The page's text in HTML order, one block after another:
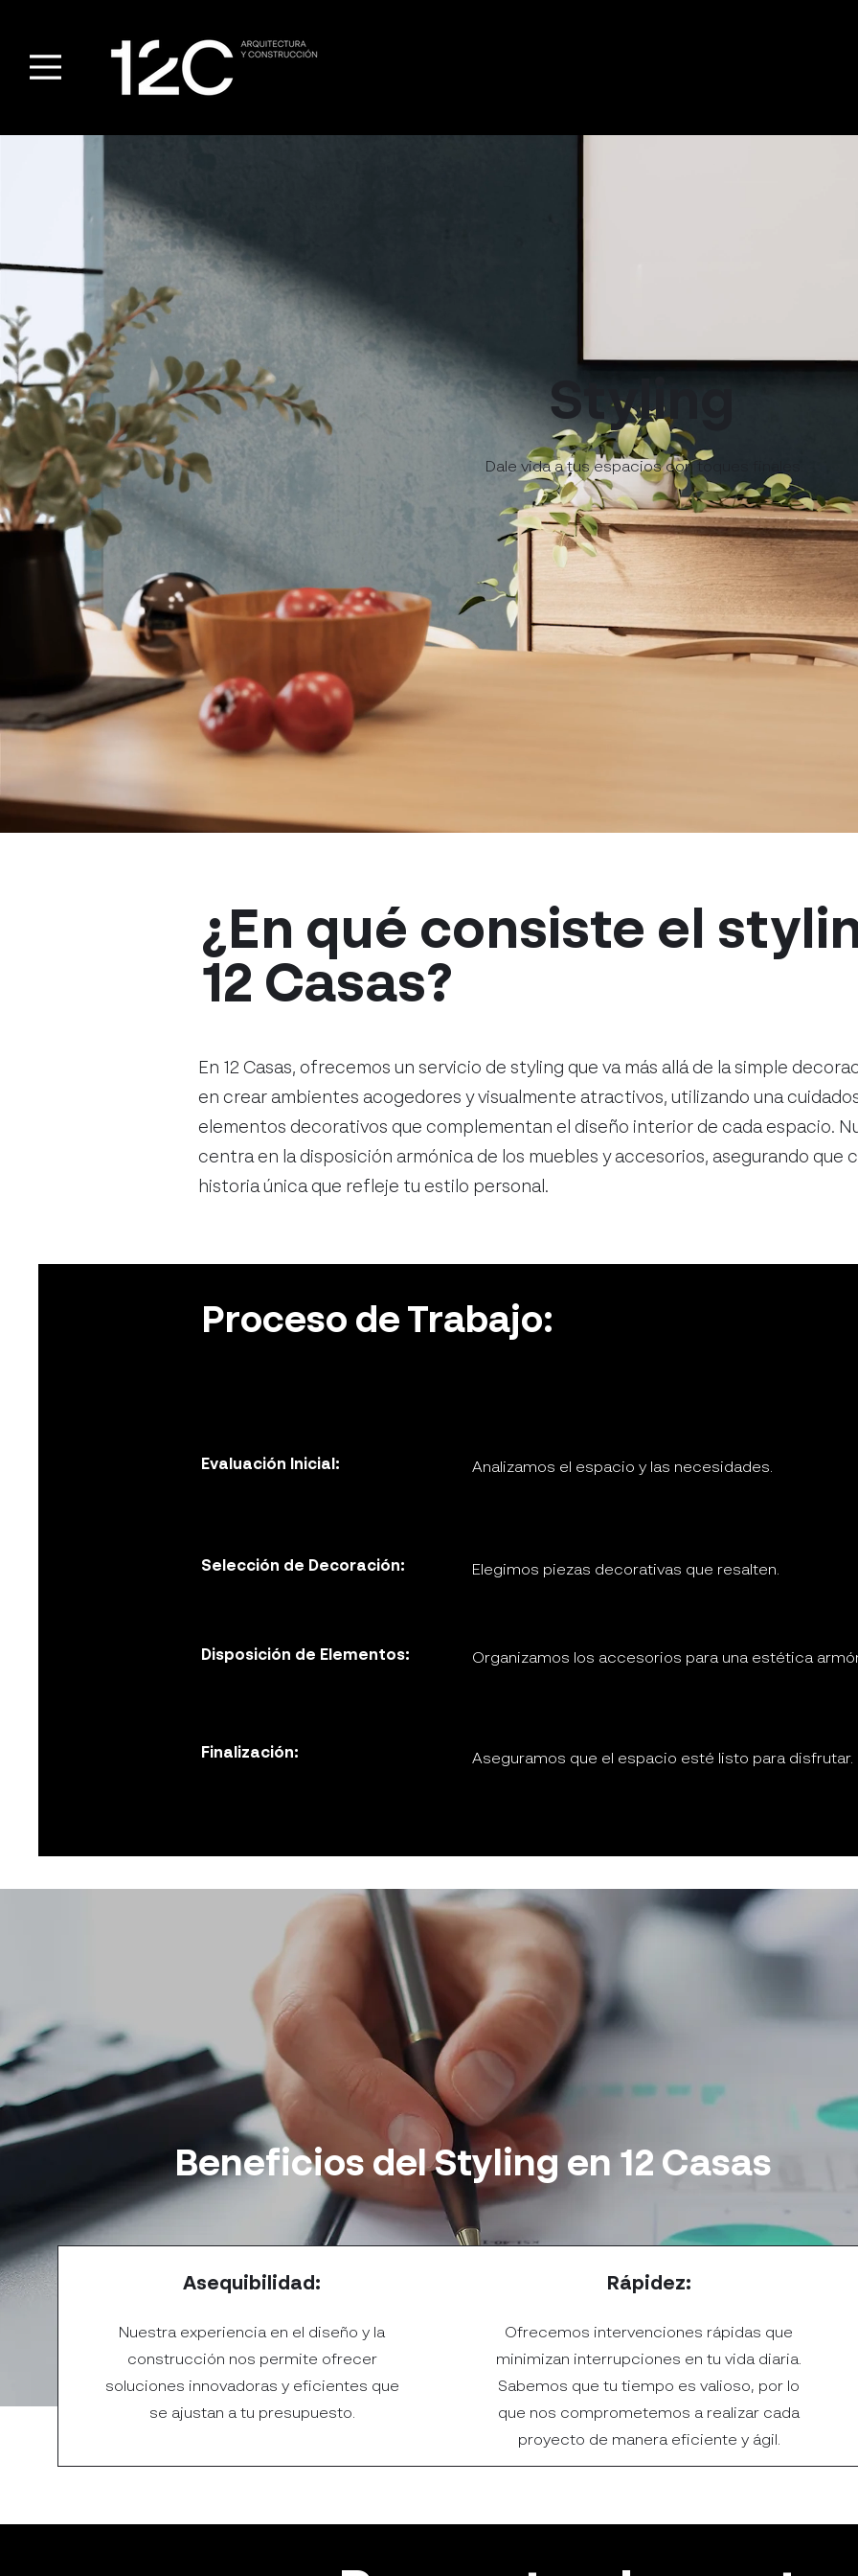
Styling
Dale vida a tus espacios con toques finales.
¿En qué consiste el
12 Casas?
En 12 Casas, ofrecemos un servicio de styling que va más allá de la simple
en crear ambientes acogedores y visualmente atractivos, utilizando una
elementos decorativos que complementan el diseño interior de cada espacio.
centra en la disposición armónica de los muebles y accesorios, asegurando que
historia única que refleje tu estilo personal.
Proceso de Trabajo:
Evaluación Inicial: Analizamos el espacio y las necesidades.
Selección de Decoración: Elegimos piezas decorativas que resalten.
Disposición de Elementos: Organizamos los accesorios para una estética
Finalización: Aseguramos que el espacio esté listo para disfrutar.
Beneficios del Styling en 12 Casas
Asequibilidad:
Nuestra experiencia en el diseño y la
construcción nos permite ofrecer
soluciones innovadoras y eficientes que
se ajustan a tu presupuesto.
Rápidez:
Ofrecemos intervenciones rápidas que
minimizan interrupciones en tu vida diaria.
Sabemos que tu tiempo es valioso, por lo
que nos comprometemos a realizar cada
proyecto de manera eficiente y ágil.